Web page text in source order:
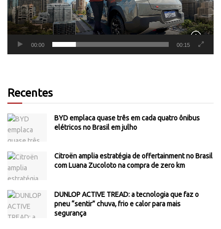
00:00 00:15
Recentes
BYD emplaca quase três em cada quatro ônibus
elétricos no Brasil em julho
Citroën amplia estratégia de offertainment no Brasil
com Luana Zucoloto na compra de zero km
DUNLOP ACTIVE TREAD: a tecnologia que faz o
pneu “sentir” chuva, frio e calor para mais
segurança